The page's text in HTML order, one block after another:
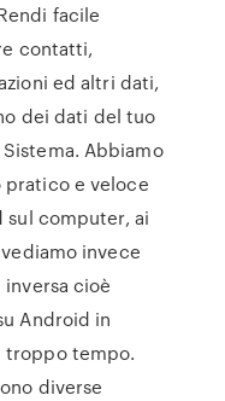
facile
contatti,
ed altri dati,
dei dati del tuo
Abbiamo
pratico e veloce
computer, ai
invece
inversa cioè
Android in
troppo tempo.
diverse